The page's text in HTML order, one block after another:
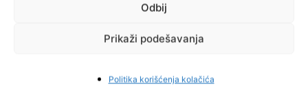
Odbij
Prikaži podešavanja
Politika korišćenja kolačića